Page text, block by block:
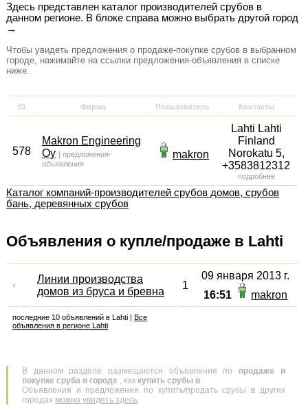
Здесь представлен каталог производителей срубов в
данном регионе. В блоке справа можно выбрать другой город
→
Чтобы увидеть предложения о продаже-покупке срубов в выбранном
городе, нажимайте на ссылки предложения-объявления в списке
ниже.
ID Фирма Пользователь Контакты
578
Makron Engineering
Oy | предложения-
объявления
makron
Lahti Lahti
Finland
Norokatu 5,
+3583812312
подробнее
Каталог компаний-производителей срубов домов, срубов
бань, деревянных срубов
Объявления о купле/продаже в Lahti
Линии производства
домов из бруса и бревна
1
09 января 2013 г.
16:51
makron
последние 10 объявлений в Lahti |
Все
объявления в регионе Lahti
В данном разделе размещаются объявления по продаже и
покупке сруба в городе , как купить срубы в .
Объявления и предложения по купить/продать срубы в других
городах можно увидеть здесь.